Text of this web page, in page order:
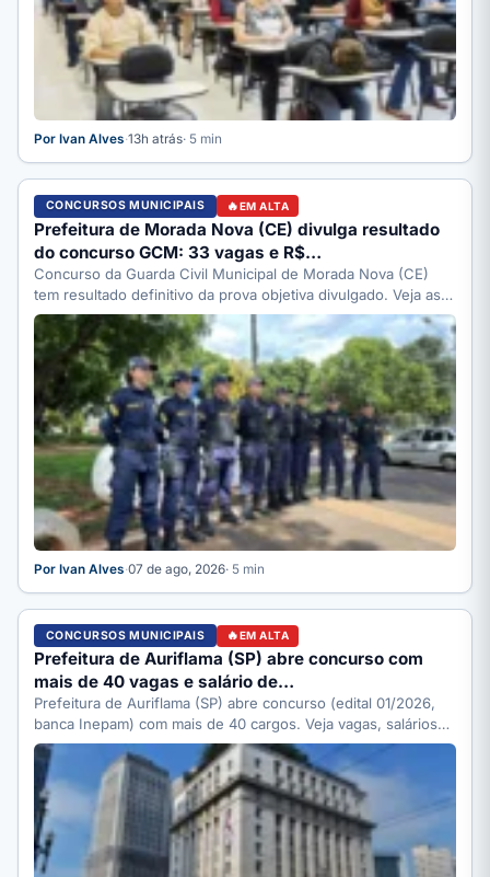
Por Ivan Alves·13h atrás· 5 min
CONCURSOS MUNICIPAIS EM ALTA
Prefeitura de Morada Nova (CE) divulga resultado
do concurso GCM: 33 vagas e R$…
Concurso da Guarda Civil Municipal de Morada Nova (CE)
tem resultado definitivo da prova objetiva divulgado. Veja as…
Por Ivan Alves·07 de ago, 2026· 5 min
CONCURSOS MUNICIPAIS EM ALTA
Prefeitura de Auriflama (SP) abre concurso com
mais de 40 vagas e salário de…
Prefeitura de Auriflama (SP) abre concurso (edital 01/2026,
banca Inepam) com mais de 40 cargos. Veja vagas, salários…